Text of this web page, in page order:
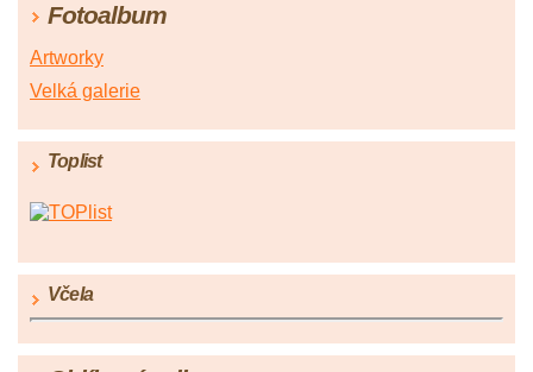
Fotoalbum
Artworky
Velká galerie
Toplist
Včela